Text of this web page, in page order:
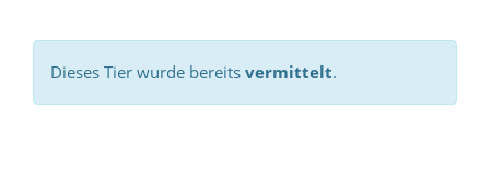
Dieses Tier wurde bereits vermittelt.